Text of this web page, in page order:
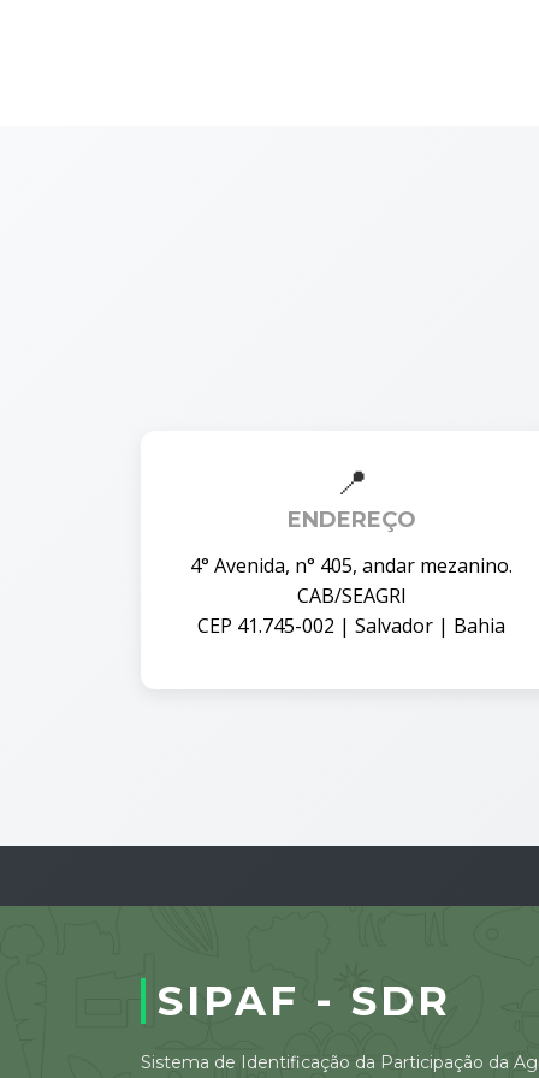
ENDEREÇO
4° Avenida, n° 405, andar mezanino.
CAB/SEAGRI
CEP 41.745-002 | Salvador | Bahia
SIPAF - SDR
Sistema de Identificação da Participação da